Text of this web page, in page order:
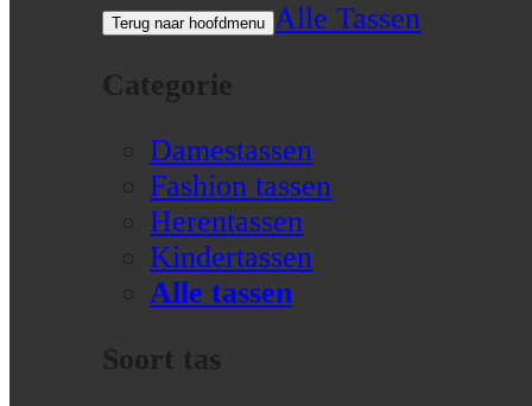
Terug naar hoofdmenu Alle Tassen
Categorie
Damestassen
Fashion tassen
Herentassen
Kindertassen
Alle tassen
Soort tas